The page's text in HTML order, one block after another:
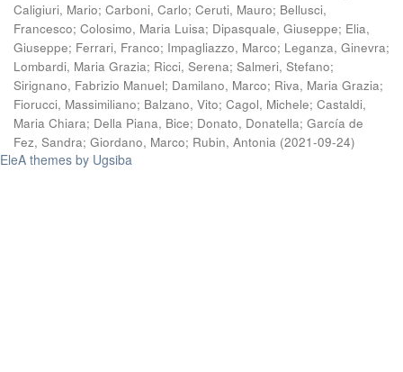
Caligiuri, Mario; Carboni, Carlo; Ceruti, Mauro; Bellusci,
Francesco; Colosimo, Maria Luisa; Dipasquale, Giuseppe; Elia,
Giuseppe; Ferrari, Franco; Impagliazzo, Marco; Leganza, Ginevra;
Lombardi, Maria Grazia; Ricci, Serena; Salmeri, Stefano;
Sirignano, Fabrizio Manuel; Damilano, Marco; Riva, Maria Grazia;
Fiorucci, Massimiliano; Balzano, Vito; Cagol, Michele; Castaldi,
Maria Chiara; Della Piana, Bice; Donato, Donatella; García de
Fez, Sandra; Giordano, Marco; Rubin, Antonia (2021-09-24)
EleA themes by Ugsiba